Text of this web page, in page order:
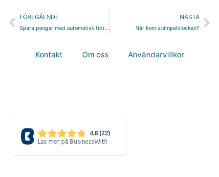
Föregående
FÖREGÅENDE
Spara pengar med automatisk tidrapportering
NÄSTA
När kom stämpelklockan?
Kontakt Om oss Användarvillkor